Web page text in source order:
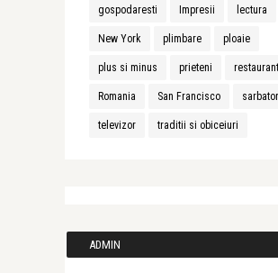
gospodaresti Impresii lectura
New York plimbare ploaie
plus si minus prieteni restaurant
Romania San Francisco
televizor traditii si obiceiuri
ADMIN